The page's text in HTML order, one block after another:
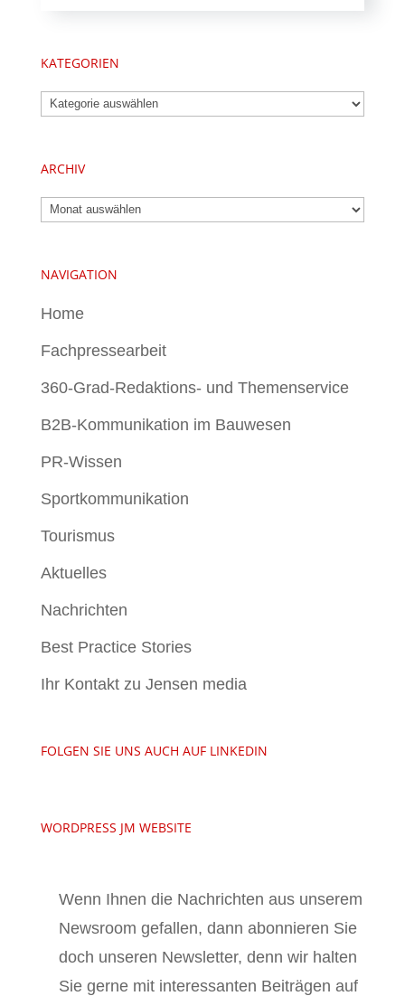
KATEGORIEN
Kategorien
ARCHIV
Archiv
NAVIGATION
Home
Fachpressearbeit
360-Grad-Redaktions- und Themenservice
B2B-Kommunikation im Bauwesen
PR-Wissen
Sportkommunikation
Tourismus
Aktuelles
Nachrichten
Best Practice Stories
Ihr Kontakt zu Jensen media
FOLGEN SIE UNS AUCH AUF LINKEDIN
WORDPRESS JM WEBSITE
Wenn Ihnen die Nachrichten aus unserem
Newsroom gefallen, dann abonnieren Sie
doch unseren Newsletter, denn wir halten
Sie gerne mit interessanten Beiträgen auf